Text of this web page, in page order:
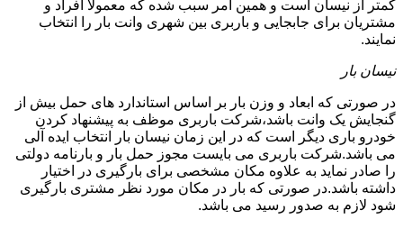
کمتر از نیسان است و همین امر سبب شده که معمولا افراد و
مشتریان برای جابجایی و باربری بین شهری وانت بار را انتخاب
نمایند.
نیسان بار
در صورتی که ابعاد و وزن بار بر اساس استاندارد های حمل بیش از
گنجایش یک وانت باشد،شرکت باربری موظف به پیشنهاد کردن
خودرو باری دیگر است که در این زمان نیسان بار انتخاب ایده آلی
می باشد.شرکت باربری می بایست مجوز حمل بار و بارنامه دولتی
را صادر نماید به علاوه مکان مشخصی برای بارگیری در اختیار
داشته باشد.در صورتی که بار در مکان مورد نظر مشتری بارگیری
شود لازم به صدور رسید می باشد.